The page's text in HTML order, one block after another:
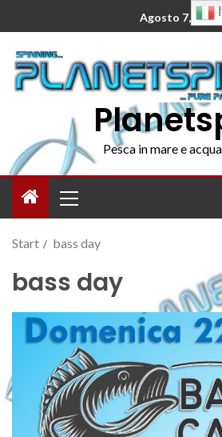
Agosto 7, 2026
Pesca in mare e
Start bass day
bass day